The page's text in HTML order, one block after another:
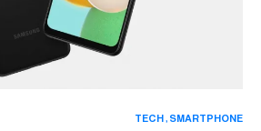
SMARTPHONE
TECH